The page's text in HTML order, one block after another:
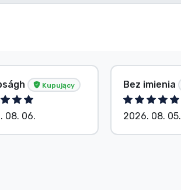
Kupujący
08. 06.
Bez imienia
2026. 08. 05.